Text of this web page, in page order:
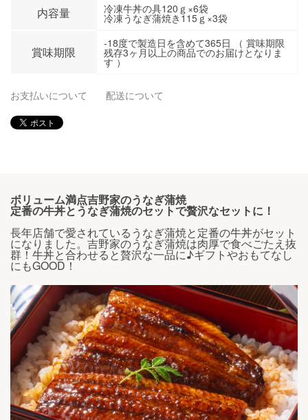
内容量 冷凍牛丼の具120ｇ×6袋
冷凍うなぎ蒲焼き115ｇ×3袋
賞味期限
-18度で製造日を含めて365日 （ 賞味期限
残存3ヶ月以上の商品でのお届けとなりま
す ）
お支払いについて 配送について
ボリューム満点吉野家のうなぎ蒲焼
定番の牛丼とうなぎ蒲焼のセットで贅沢なセットに！
長年店舗で愛されているうなぎ蒲焼と定番の牛丼がセット
になりました。吉野家のうなぎ蒲焼は肉厚で食べごたえ抜
群！牛丼と合わせると贅沢な一品に♪ギフトやおもてなし
にもGOOD！